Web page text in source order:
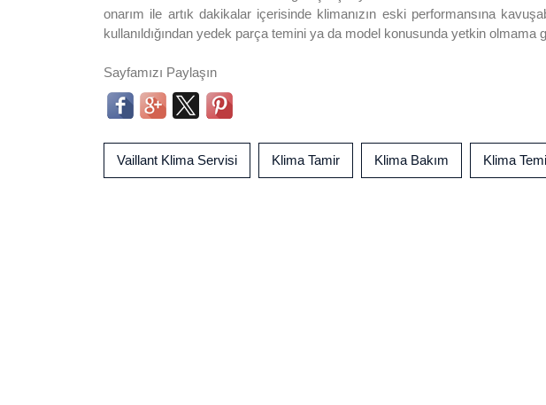
onarım ile artık dakikalar içerisinde klimanızın eski performansına
kullanıldığından yedek parça temini ya da model konusunda yetkin olmama
Sayfamızı Paylaşın
Vaillant Klima Servisi Klima Tamir Klima Bakım Klima